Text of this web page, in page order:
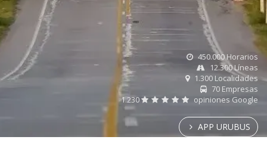
450.000 Horarios
12.300 Líneas
1.300 Localidades
70 Empresas
1.230
opiniones Google
APP URUBUS